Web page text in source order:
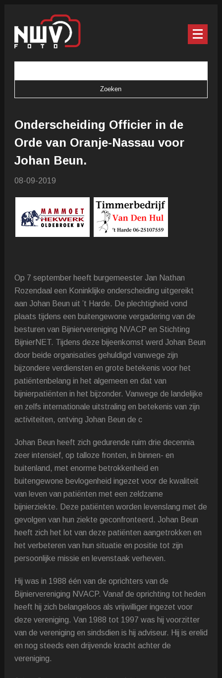
Onderscheiding Officier in de
Orde van Oranje-Nassau voor
Johan Beun.
08-09-2019
Op 7 september heeft burgemeester Jan Nathan
Rozendaal een Koninklijke onderscheiding uitgereikt
aan Johan Beun uit ’t Harde. De plechtigheid vond
plaats tijdens een buitengewone vergadering van de
besturen van Bijniervereniging NVACP en Stichting
BijnierNET. Tijdens deze bijeenkomst werd Johan Beun
door beide organisaties gehuldigd vanwege zijn
bijzondere verdiensten en grote betekenis voor het
patiëntenbelang in het algemeen en dat van
bijnierpatiënten in het bijzonder. Vanwege de landelijke
en zelfs internationale uitstraling en betekenis van zijn
activiteiten, ontving Johan Beun de c
Johan Beun heeft zich gedurende ruim drie decennia
zeer intensief, op talloze fronten, in binnen- en
buitenland, met enorme betrokkenheid en
buitengewone bevlogenheid ingezet voor de kwaliteit
van leven van patiënten met een zeldzame
bijnierziekte. Deze patiënten worden levenslang met de
gevolgen van hun ziekte geconfronteerd. Johan Beun
heeft zich het lot van deze patiënten aangetrokken en
het verbeteren van hun situatie en positie tot zijn
persoonlijke missie en levenstaak verheven.
Hij was in 1988 één van de oprichters van de
Bijniervereniging NVACP. Vanaf de oprichting tot heden
heeft hij zich belangeloos als vrijwilliger ingezet voor
deze vereniging. Van 1988 tot 1997 was hij voorzitter
van de vereniging en sindsdien is hij adviseur. Hij is erelid
en nog steeds een drijvende kracht achter de
vereniging.